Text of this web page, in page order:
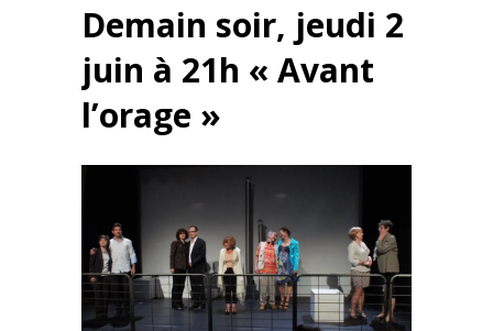
Demain soir, jeudi 2
juin à 21h « Avant
l’orage »